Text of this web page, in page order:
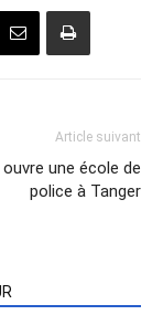
Article suivant
ouvre une école de
police à Tanger